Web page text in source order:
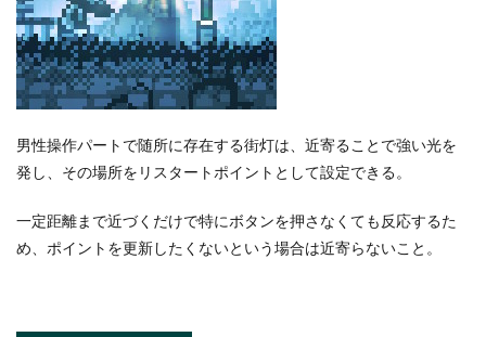
男性操作パートで随所に存在する街灯は、近寄ることで強い光を
発し、その場所をリスタートポイントとして設定できる。
一定距離まで近づくだけで特にボタンを押さなくても反応するた
め、ポイントを更新したくないという場合は近寄らないこと。